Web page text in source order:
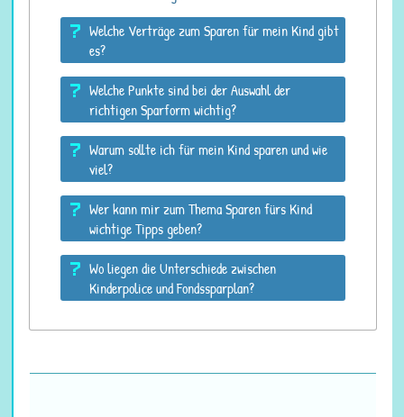
Welche Verträge zum Sparen für mein Kind gibt
es?
Welche Punkte sind bei der Auswahl der
richtigen Sparform wichtig?
Warum sollte ich für mein Kind sparen und wie
viel?
Wer kann mir zum Thema Sparen fürs Kind
wichtige Tipps geben?
Wo liegen die Unterschiede zwischen
Kinderpolice und Fondssparplan?